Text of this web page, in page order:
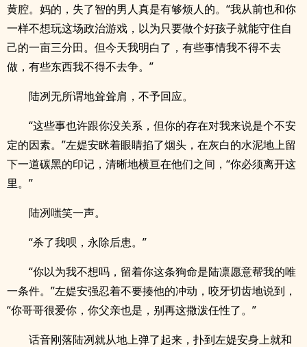
黄腔。妈的，失了智的男人真是有够烦人的。“我从前也和你
一样不想玩这场政治游戏，以为只要做个好孩子就能守住自
己的一亩三分田。但今天我明白了，有些事情我不得不去
做，有些东西我不得不去争。”
陆冽无所谓地耸耸肩，不予回应。
“这些事也许跟你没关系，但你的存在对我来说是个不安
定的因素。”左媞安眯着眼睛掐了烟头，在灰白的水泥地上留
下一道碳黑的印记，清晰地横亘在他们之间，“你必须离开这
里。”
陆冽嗤笑一声。
“杀了我呗，永除后患。”
“你以为我不想吗，留着你这条狗命是陆凛愿意帮我的唯
一条件。”左媞安强忍着不要揍他的冲动，咬牙切齿地说到，
“你哥哥很爱你，你父亲也是，别再这撒泼任性了。”
话音刚落陆冽就从地上弹了起来，扑到左媞安身上就和